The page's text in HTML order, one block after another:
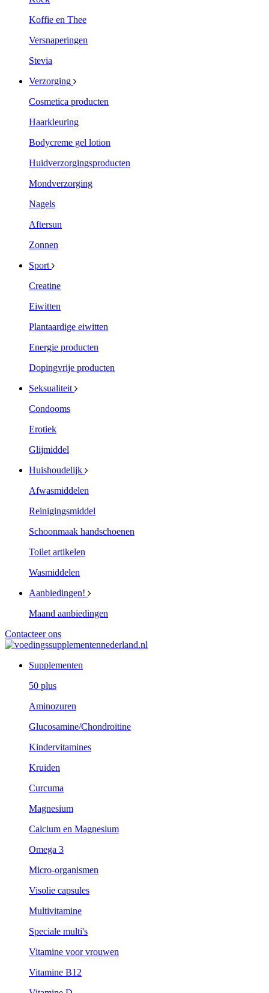
Koffie en Thee
Versnaperingen
Stevia
Verzorging
Cosmetica producten
Haarkleuring
Bodycreme gel lotion
Huidverzorgingsproducten
Mondverzorging
Nagels
Aftersun
Zonnen
Sport
Creatine
Eiwitten
Plantaardige eiwitten
Energie producten
Dopingvrije producten
Seksualiteit
Condooms
Erotiek
Glijmiddel
Huishoudelijk
Afwasmiddelen
Reinigingsmiddel
Schoonmaak handschoenen
Toilet artikelen
Wasmiddelen
Aanbiedingen!
Maand aanbiedingen
Contacteer ons
Supplementen
50 plus
Aminozuren
Glucosamine/Chondroïtine
Kindervitamines
Kruiden
Curcuma
Magnesium
Calcium en Magnesium
Omega 3
Micro-organismen
Visolie capsules
Multivitamine
Speciale multi's
Vitamine voor vrouwen
Vitamine B12